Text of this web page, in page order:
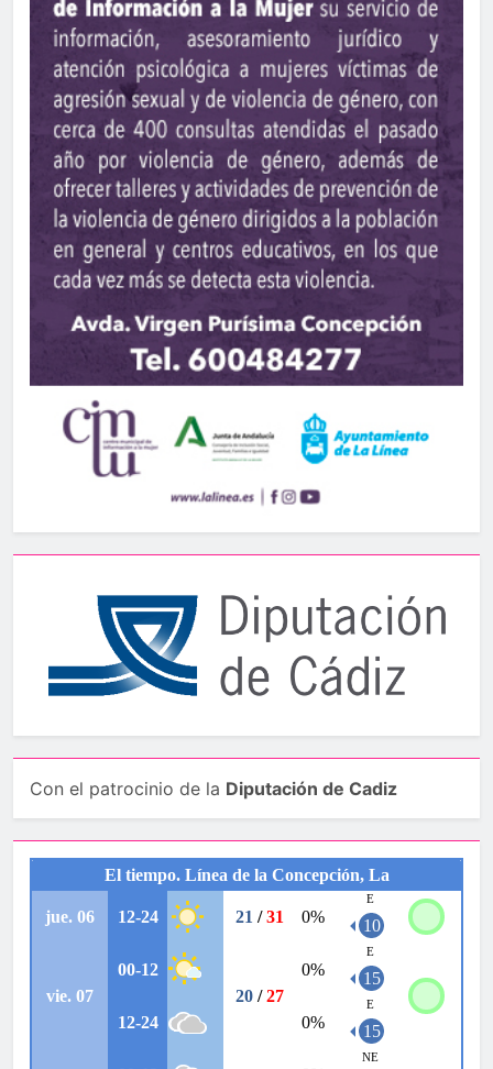
Con el patrocinio de la Diputación de Cadiz